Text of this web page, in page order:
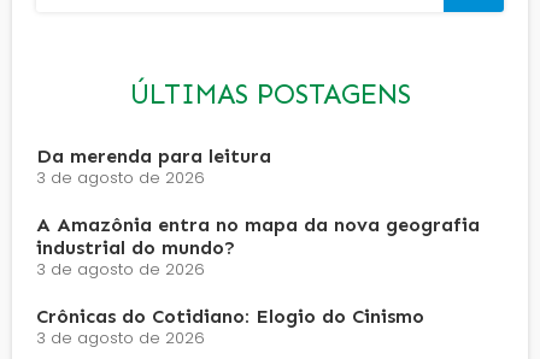
ÚLTIMAS POSTAGENS
Da merenda para leitura
3 de agosto de 2026
A Amazônia entra no mapa da nova geografia
industrial do mundo?
3 de agosto de 2026
Crônicas do Cotidiano: Elogio do Cinismo
3 de agosto de 2026